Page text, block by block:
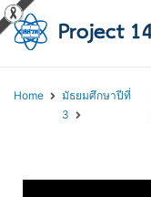
Home
มัธยมศึกษาปีที่
3